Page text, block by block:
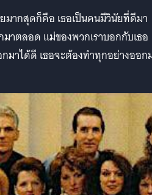
มากสุดก็คือ เธอเป็นคนมีวินัยที่ดีมา
าตลอด แม่ของพวกเราบอกกับเธอ
กมาได้ดี เธอจะต้องทำทุกอย่างออก